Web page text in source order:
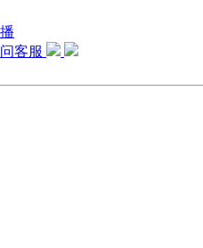
问客服